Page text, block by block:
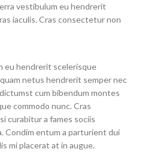
vestibulum eu hendrerit
iaculis. Cras consectetur non
eu hendrerit scelerisque
netus hendrerit semper nec
cum bibendum montes
commodo nunc. Cras
curabitur a fames sociis
Condim entum a parturient dui
mi placerat at in augue.